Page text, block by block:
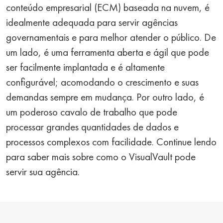
conteúdo empresarial (ECM) baseada na nuvem, é
idealmente adequada para servir agências
governamentais e para melhor atender o público. De
um lado, é uma ferramenta aberta e ágil que pode
ser facilmente implantada e é altamente
configurável; acomodando o crescimento e suas
demandas sempre em mudança. Por outro lado, é
um poderoso cavalo de trabalho que pode
processar grandes quantidades de dados e
processos complexos com facilidade. Continue lendo
para saber mais sobre como o VisualVault pode
servir sua agência.